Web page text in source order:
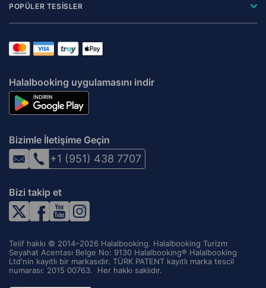
POPÜLER TESİSLER
Halalbooking uygulamasını indir
Bizimle İletişime Geçin
+1 (951) 438 7707
Bizi takip et
Telif hakkı © 2014–2026 Halalbooking. Halalbooking Turizm
Seyahat Acentası Belge No: 9130 Halalbooking® Halalbooking
Ltd'nin kayıtlı bir markasıdır. TÜRK PATENT kayıtlı marka tescil
numarası: 2015 00763. ‌ Her hakkı saklıdır.